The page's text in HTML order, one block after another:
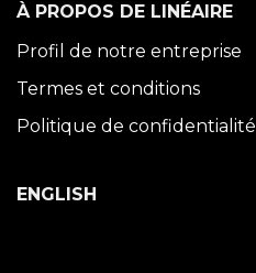
À PROPOS DE LINÉAIRE
Profil de notre entreprise
Termes et conditions
Politique de confidentialité
ENGLISH